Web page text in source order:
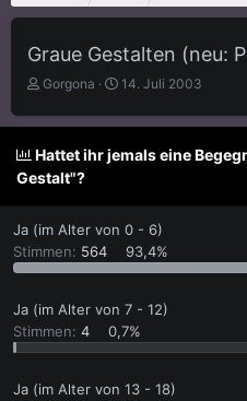
Graue Gestalten (neu:
E
s
e
l
r
Gorgona
E
s
e
a
m
14. Juli 2003
Hattet ihr jemals eine
Gestalt"?
Ja (im Alter von 0 - 6)
Stimmen: 564 93,4%
Ja (im Alter von 7 - 12)
Stimmen: 4 0,7%
Ja (im Alter von 13 - 18)